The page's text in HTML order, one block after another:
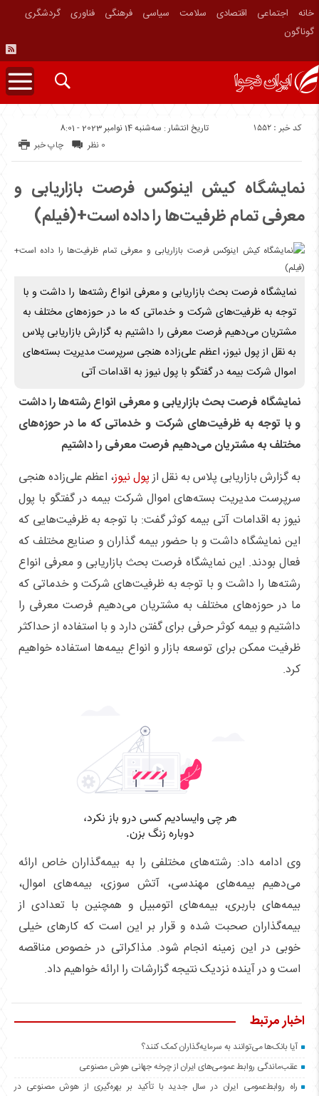
خانه اجتماعی اقتصادی سلامت سیاسی فرهنگی فناوری
گردشگری
گوناگون
تاریخ انتشار : سه‌شنبه 14 نوامبر 2023 - 8:01 کد خبر : 1552
چاپ خبر 0 نظر
نمایشگاه کیش اینوکس فرصت بازاریابی و
معرفی تمام ظرفیت‌ها را داده است+(فیلم)
نمایشگاه فرصت بحث بازاریابی و معرفی انواع رشته‌ها را داشت و با
توجه به ظرفیت‌های شرکت و خدماتی که ما در حوزه‌های مختلف به
مشتریان می‌دهیم فرصت معرفی را داشتیم به گزارش بازاریابی پلاس
به نقل از پول نیوز، اعظم علی‌زاده هنجی سرپرست مدیریت بسته‌های
اموال شرکت بیمه در گفتگو با پول نیوز به اقدامات آتی
نمایشگاه فرصت بحث بازاریابی و معرفی انواع رشته‌ها را داشت
و با توجه به ظرفیت‌های شرکت و خدماتی که ما در حوزه‌های
مختلف به مشتریان می‌دهیم فرصت معرفی را داشتیم
به گزارش بازاریابی پلاس به نقل ازپول نیوز، اعظم علی‌زاده هنجی
سرپرست مدیریت بسته‌های اموال شرکت بیمه در گفتگو با پول
نیوز به اقدامات آتی بیمه کوثر گفت: با توجه به ظرفیت‌هایی که
این نمایشگاه داشت و با حضور بیمه گذاران و صنایع مختلف که
فعال بودند. این نمایشگاه فرصت بحث بازاریابی و معرفی انواع
رشته‌ها را داشت و با توجه به ظرفیت‌های شرکت و خدماتی که
ما در حوزه‌های مختلف به مشتریان می‌دهیم فرصت معرفی را
داشتیم و بیمه کوثر حرفی برای گفتن دارد و با استفاده از حداکثر
ظرفیت ممکن برای توسعه بازار و انواع بیمه‌ها استفاده خواهیم
کرد.
وی ادامه داد: رشته‌های مختلفی را به بیمه‌گذاران خاص ارائه
می‌دهیم بیمه‌های مهندسی، آتش سوزی، بیمه‌های اموال،
بیمه‌های باربری، بیمه‌های اتومبیل و همچنین با تعدادی از
بیمه‌گذاران صحبت شده و قرار بر این است که کار‌های خیلی
خوبی در این زمینه انجام شود. مذاکراتی در خصوص مناقصه
است و در آینده نزدیک نتیجه گزارشات را ارائه خواهیم داد.
اخبار مرتبط
آیا بانک‌ها می‌توانند به سرمایه‌گذاران کمک کنند؟
عقب‌ماندگی روابط عمومی‌های ایران از چرخه جهانی هوش مصنوعی
راه روابط‌عمومی ایران در سال جدید با تأکید بر بهره‌گیری از هوش مصنوعی در